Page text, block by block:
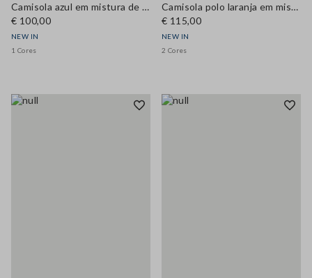
Camisola azul em mistura de viscose com gola redonda, corte regular
€ 100,00
NEW IN
1 Cores
Camisola polo laranja em mistura de lã e caxemira, corte regular
€ 115,00
NEW IN
2 Cores